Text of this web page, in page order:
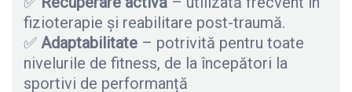
fizioterapie și reabilitare post-traumă.
✅ Adaptabilitate – potrivită pentru toate
nivelurile de fitness, de la începători la
sportivi de performanță